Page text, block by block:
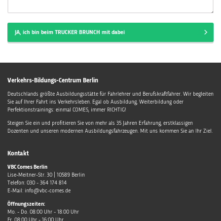
JA, ich bin beim TRUCKER BRUNCH mit dabei
Verkehrs-Bildungs-Centrum Berlin
Deutschlands größte Ausbildungsstätte für Fahrlehrer und Berufskraftfahrer. Wir begleiten
Sie auf Ihrer Fahrt ins Verkehrsleben. Egal ob Ausbildung, Weiterbildung oder
Perfektionstrainings: einmal COMES, immer RICHTIG!
Steigen Sie ein und profitieren Sie von mehr als 35 Jahren Erfahrung, erstklassigen
Dozenten und unseren modernen Ausbildungsfahrzeugen. Mit uns kommen Sie an Ihr Ziel.
Kontakt
VBC Comes Berlin
Lise-Meitner-Str. 30
10589 Berlin
Telefon: 030 - 364 174 814
E-Mail: info@vbc-comes.de
Öffnungszeiten:
Mo. - Do. 08:00 Uhr - 18:00 Uhr